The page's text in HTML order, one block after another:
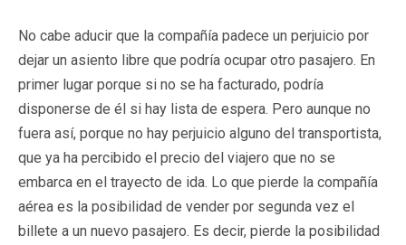
No cabe aducir que la compañía padece un perjuicio por
dejar un asiento libre que podría ocupar otro pasajero. En
primer lugar porque si no se ha facturado, podría
disponerse de él si hay lista de espera. Pero aunque no
fuera así, porque no hay perjuicio alguno del transportista,
que ya ha percibido el precio del viajero que no se
embarca en el trayecto de ida. Lo que pierde la compañía
aérea es la posibilidad de vender por segunda vez el
billete a un nuevo pasajero. Es decir, pierde la posibilidad